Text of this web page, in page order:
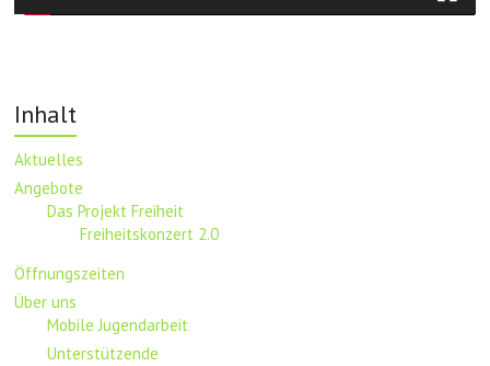
Inhalt
Aktuelles
Angebote
Das Projekt Freiheit
Freiheitskonzert 2.0
Öffnungszeiten
Über uns
Mobile Jugendarbeit
Unterstützende